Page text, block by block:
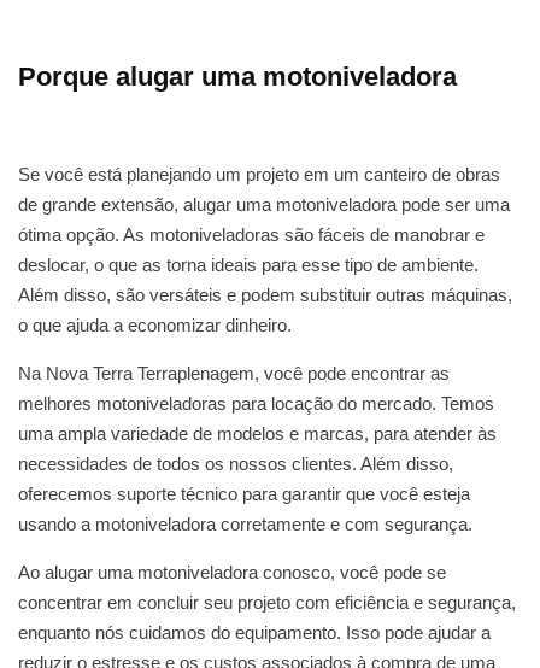
Porque alugar uma motoniveladora
Se você está planejando um projeto em um canteiro de obras
de grande extensão, alugar uma motoniveladora pode ser uma
ótima opção. As motoniveladoras são fáceis de manobrar e
deslocar, o que as torna ideais para esse tipo de ambiente.
Além disso, são versáteis e podem substituir outras máquinas,
o que ajuda a economizar dinheiro.
Na Nova Terra Terraplenagem, você pode encontrar as
melhores motoniveladoras para locação do mercado. Temos
uma ampla variedade de modelos e marcas, para atender às
necessidades de todos os nossos clientes. Além disso,
oferecemos suporte técnico para garantir que você esteja
usando a motoniveladora corretamente e com segurança.
Ao alugar uma motoniveladora conosco, você pode se
concentrar em concluir seu projeto com eficiência e segurança,
enquanto nós cuidamos do equipamento. Isso pode ajudar a
reduzir o estresse e os custos associados à compra de uma